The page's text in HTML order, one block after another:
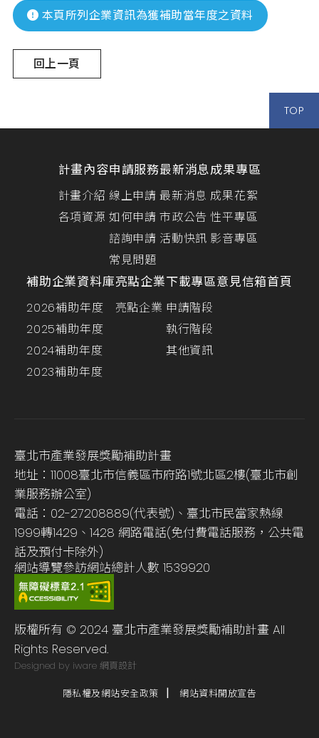
本頁所列企業資訊為獲補助當年度之資料
回上一頁
TOP
計畫內容
計畫介紹
各項資源
申請服務
線上申請
如何申請
諮詢申請
常見問題
最新消息
最新消息
市政公告
活動快訊
成果專區
成果花絮
性平專區
影音專區
補助企業資料庫
2026補助年度
2025補助年度
2024補助年度
2023補助年度
亮點企業
亮點企業
下載專區
申請階段
執行階段
其他資訊
意見信箱首頁
臺北市產業發展獎勵補助計畫
地址：11008臺北市信義區市府路1號北區2樓(臺北市創
業服務辦公室)
電話：02-27208889(代表號)、臺北市民當家熱線
1999轉1429、1428 網路電話(免付費電話服務，公共電
話及預付卡除外)
網站導覽參訪網站總計人數 1539920
版權所有 © 2024 臺北市產業發展獎勵補助計畫 All
Rights Reserved.
Designed by iware 網頁設計
隱私權及網站安全政策 網站資料開放宣告